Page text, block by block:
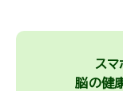
スマ
脳の健